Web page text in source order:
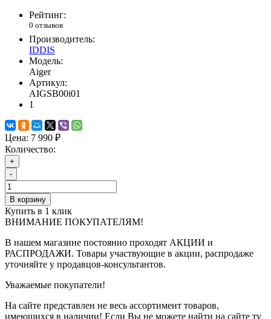
Рейтинг:
0 отзывов
Производитель:
IDDIS
Модель:
Aiger
Артикул:
AIGSB00i01
1
Цена: 7 990 ₽
Количество:
+
-
В корзину
Купить в 1 клик
ВНИМАНИЕ ПОКУПАТЕЛЯМ!
В нашем магазине постоянно проходят АКЦИИ и
РАСПРОДАЖИ. Товары участвующие в акции, распродаже
уточняйте у продавцов-консультантов.
Уважаемые покупатели!
На сайте представлен не весь ассортимент товаров,
имеющихся в наличии! Если Вы не можете найти на сайте ту